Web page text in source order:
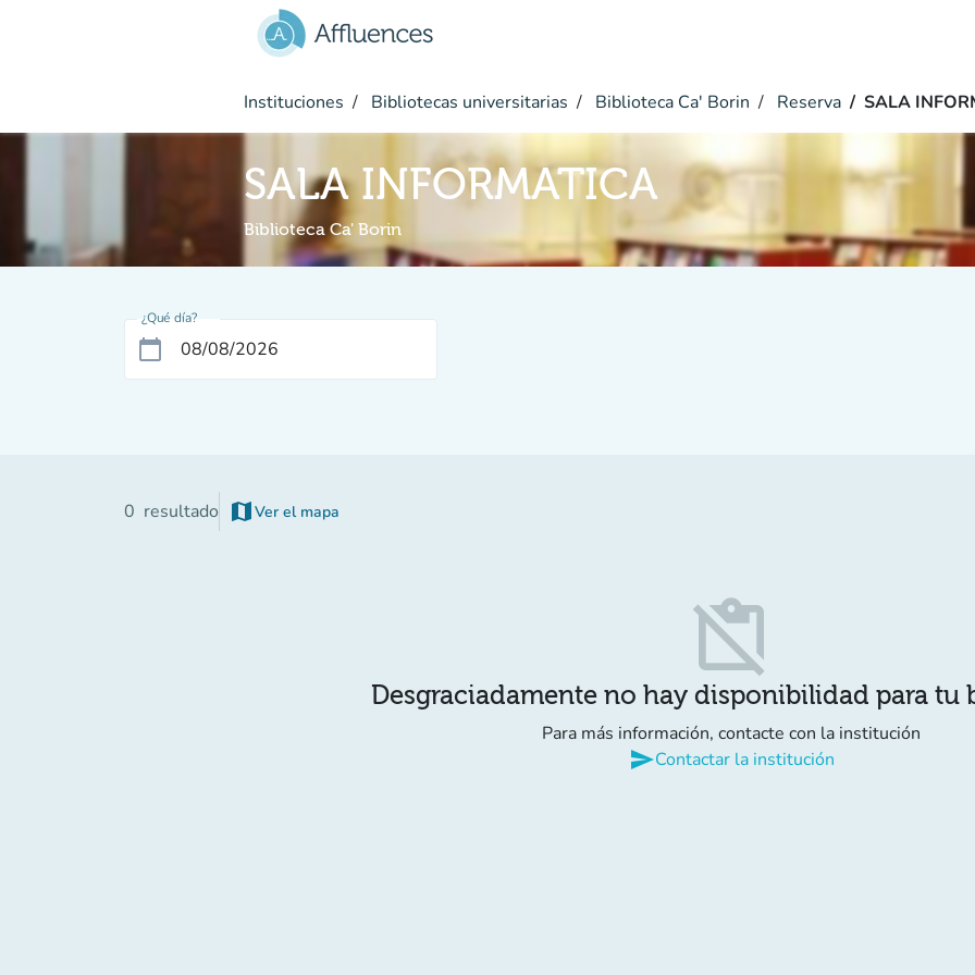
Instituciones Bibliotecas universitarias Biblioteca Ca' Borin Reserva SALA
SALA INFORMATICA
Biblioteca Ca' Borin
¿Qué día?
calendar_today
0 resultado map Ver el mapa
(nueva pestaña)
content_paste_off
Desgraciadamente no hay disponibilidad para tu
Para más información, contacte con la institución
sendContactar la institución